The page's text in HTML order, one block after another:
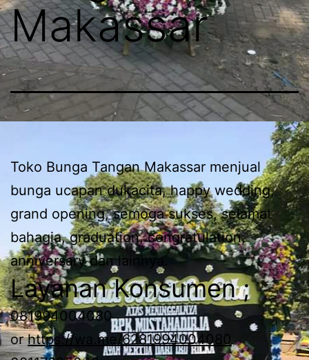
Makassar
Toko Bunga Tangan Makassar menjual
bunga ucapan dukacita, happy wedding,
grand opening, semoga sukses, selamat
bahagia, graduation, congratulation,
anniversary dan lainnya.
Layanan Konsumen ;
081994004080
orhttps://wa.me/6281994004080